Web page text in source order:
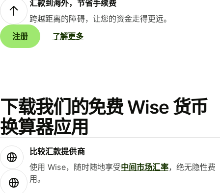
汇款到海外，节省手续费
跨越距离的障碍，让您的资金走得更远。
注册
了解更多
下载我们的免费 Wise 货币
换算器应用
比较汇款提供商
使用 Wise，随时随地享受中间市场汇率，绝无隐性费
用。